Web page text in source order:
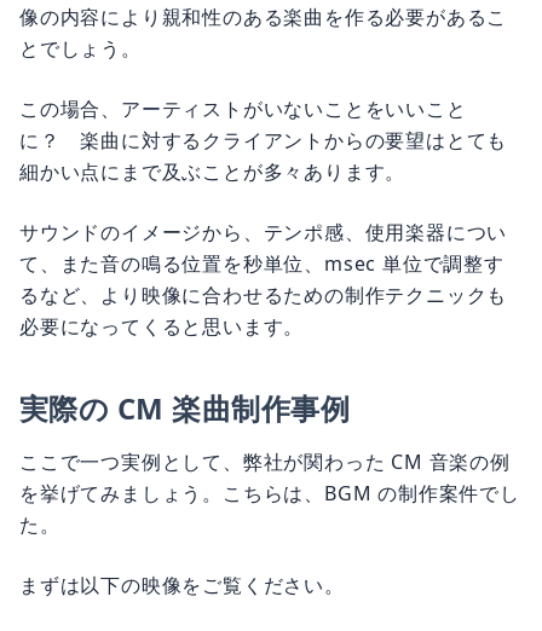
像の内容により親和性のある楽曲を作る必要があるこ
とでしょう。
この場合、アーティストがいないことをいいこと
に？ 楽曲に対するクライアントからの要望はとても
細かい点にまで及ぶことが多々あります。
サウンドのイメージから、テンポ感、使用楽器につい
て、また音の鳴る位置を秒単位、msec 単位で調整す
るなど、より映像に合わせるための制作テクニックも
必要になってくると思います。
実際の CM 楽曲制作事例
ここで一つ実例として、弊社が関わった CM 音楽の例
を挙げてみましょう。こちらは、BGM の制作案件でし
た。
まずは以下の映像をご覧ください。